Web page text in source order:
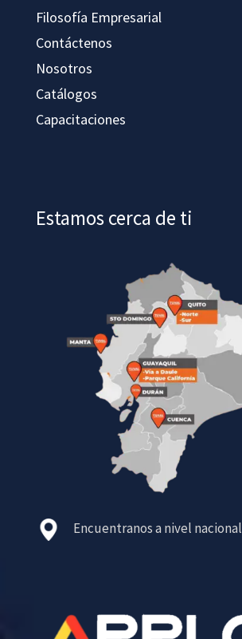
Filosofía Empresarial
Contáctenos
Nosotros
Catálogos
Capacitaciones
Estamos cerca de ti
Encuentranos a nivel nacional